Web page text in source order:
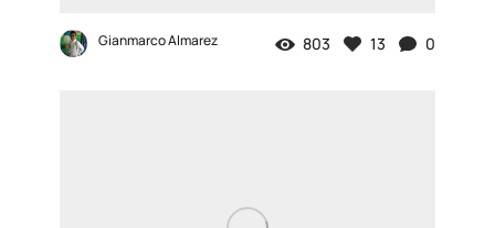
Gianmarco Almarez 803 13 0